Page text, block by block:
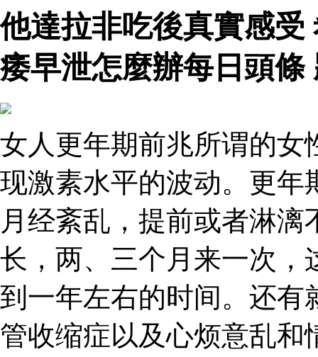
他達拉非吃後真實感
痿早泄怎麼辦每日頭條
女人更年期前兆所谓的女
现激素水平的波动。更年
月经紊乱，提前或者淋
长，两、三个月来一次，
到一年左右的时间。还有
管收缩症以及心烦意乱和